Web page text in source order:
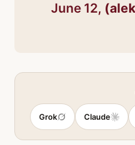
June 12,
Claude
Grok